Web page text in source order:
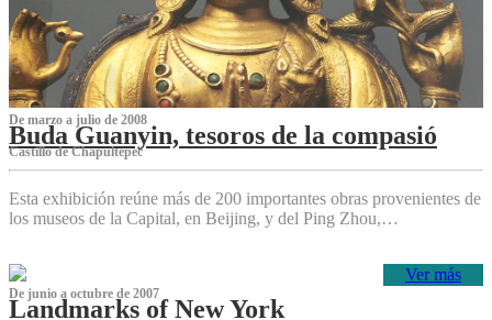
De marzo a julio de 2008
Buda Guanyin, tesoros de la compasió
Castillo de Chapultepec
Esta exhibición reúne más de 200 importantes obras provenientes de
los museos de la Capital, en Beijing, y del Ping Zhou,…
Ver más
De junio a octubre de 2007
Landmarks of New York